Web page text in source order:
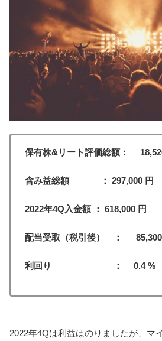
保有株&リート評価総額：
含み益総額 ： 297,000 円
2022年4Q入金額 ： 618,000 円
配当受取（税引後） ： 85,300
利回り ： 0.4 %
2022年4Qは利益はのりましたが、マ